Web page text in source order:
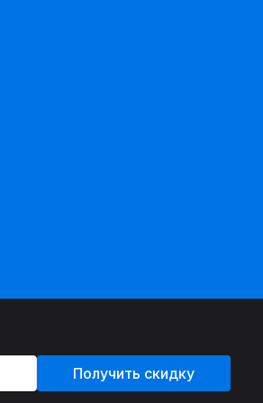
Получить скидку